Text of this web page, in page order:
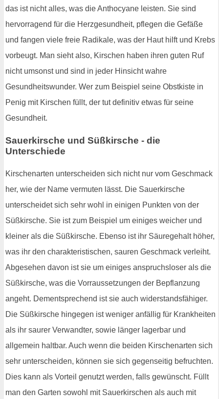
das ist nicht alles, was die Anthocyane leisten. Sie sind
hervorragend für die Herzgesundheit, pflegen die Gefäße
und fangen viele freie Radikale, was der Haut hilft und Krebs
vorbeugt. Man sieht also, Kirschen haben ihren guten Ruf
nicht umsonst und sind in jeder Hinsicht wahre
Gesundheitswunder. Wer zum Beispiel seine Obstkiste in
Penig mit Kirschen füllt, der tut definitiv etwas für seine
Gesundheit.
Sauerkirsche und Süßkirsche - die
Unterschiede
Kirschenarten unterscheiden sich nicht nur vom Geschmack
her, wie der Name vermuten lässt. Die Sauerkirsche
unterscheidet sich sehr wohl in einigen Punkten von der
Süßkirsche. Sie ist zum Beispiel um einiges weicher und
kleiner als die Süßkirsche. Ebenso ist ihr Säuregehalt höher,
was ihr den charakteristischen, sauren Geschmack verleiht.
Abgesehen davon ist sie um einiges anspruchsloser als die
Süßkirsche, was die Vorraussetzungen der Bepflanzung
angeht. Dementsprechend ist sie auch widerstandsfähiger.
Die Süßkirsche hingegen ist weniger anfällig für Krankheiten
als ihr saurer Verwandter, sowie länger lagerbar und
allgemein haltbar. Auch wenn die beiden Kirschenarten sich
sehr unterscheiden, können sie sich gegenseitig befruchten.
Dies kann als Vorteil genutzt werden, falls gewünscht. Füllt
man den Garten sowohl mit Sauerkirschen als auch mit